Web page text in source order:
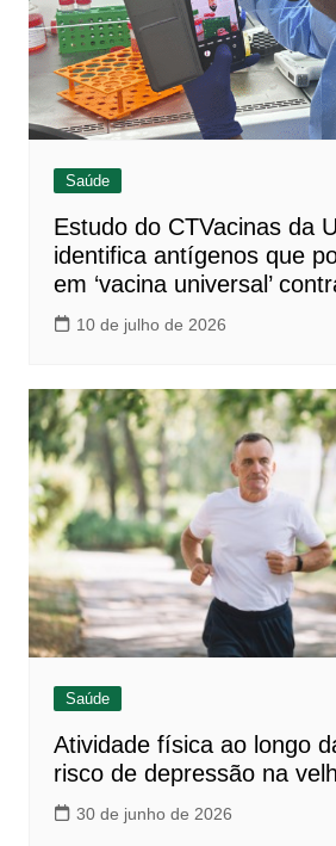
Saúde
Estudo do CTVacinas da
identifica antígenos que
em ‘vacina universal’
10 de julho de 2026
Saúde
Atividade física ao longo
risco de depressão na
30 de junho de 2026